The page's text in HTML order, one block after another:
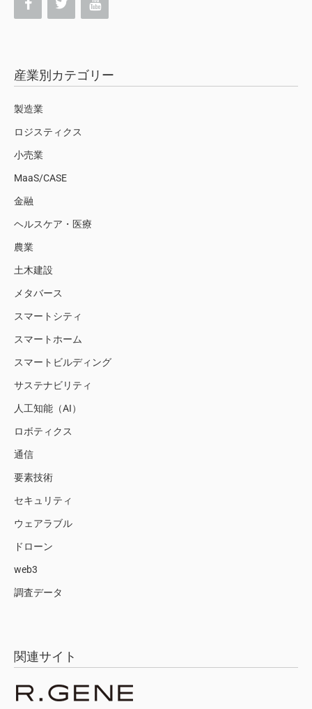
産業別カテゴリー
製造業
ロジスティクス
小売業
MaaS/CASE
金融
ヘルスケア・医療
農業
土木建設
メタバース
スマートシティ
スマートホーム
スマートビルディング
サステナビリティ
人工知能（AI）
ロボティクス
通信
要素技術
セキュリティ
ウェアラブル
ドローン
web3
調査データ
関連サイト